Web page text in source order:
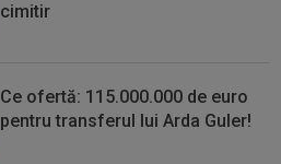
cimitir
Ce ofertă: 115.000.000 de euro
pentru transferul lui Arda Guler!